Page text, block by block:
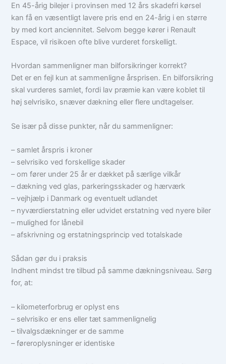
En 45-årig bilejer i provinsen med 12 års skadefri kørsel
kan få en væsentligt lavere pris end en 24-årig i en større
by med kort anciennitet. Selvom begge kører i Renault
Espace, vil risikoen ofte blive vurderet forskelligt.
Hvordan sammenligner man bilforsikringer korrekt?
Det er en fejl kun at sammenligne årsprisen. En bilforsikring
skal vurderes samlet, fordi lav præmie kan være koblet til
høj selvrisiko, snæver dækning eller flere undtagelser.
Se især på disse punkter, når du sammenligner:
– samlet årspris i kroner
– selvrisiko ved forskellige skader
– om fører under 25 år er dækket på særlige vilkår
– dækning ved glas, parkeringsskader og hærværk
– vejhjælp i Danmark og eventuelt udlandet
– nyværdierstatning eller udvidet erstatning ved nyere biler
– mulighed for lånebil
– afskrivning og erstatningsprincip ved totalskade
Sådan gør du i praksis
Indhent mindst tre tilbud på samme dækningsniveau. Sørg
for, at:
– kilometerforbrug er oplyst ens
– selvrisiko er ens eller tæt sammenlignelig
– tilvalgsdækninger er de samme
– føreroplysninger er identiske